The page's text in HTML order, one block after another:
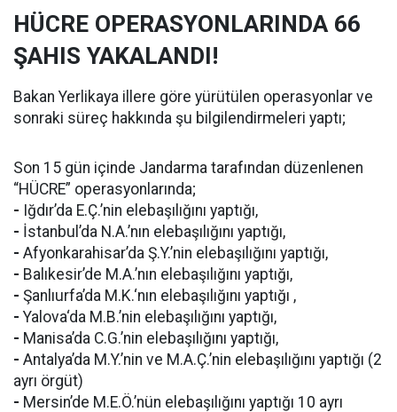
HÜCRE OPERASYONLARINDA 66
ŞAHIS YAKALANDI!
Bakan Yerlikaya illere göre yürütülen operasyonlar ve
sonraki süreç hakkında şu bilgilendirmeleri yaptı;
Son 15 gün içinde Jandarma tarafından düzenlenen
“HÜCRE” operasyonlarında;
- Iğdır’da E.Ç.’nin elebaşılığını yaptığı,
- İstanbul’da N.A.’nın elebaşılığını yaptığı,
- Afyonkarahisar’da Ş.Y.’nin elebaşılığını yaptığı,
- Balıkesir’de M.A.’nın elebaşılığını yaptığı,
- Şanlıurfa’da M.K.‘nın elebaşılığını yaptığı ,
- Yalova‘da M.B.’nin elebaşılığını yaptığı,
- Manisa’da C.G.’nin elebaşılığını yaptığı,
- Antalya’da M.Y.’nin ve M.A.Ç.’nin elebaşılığını yaptığı (2
ayrı örgüt)
- Mersin’de M.E.Ö.’nün elebaşılığını yaptığı 10 ayrı